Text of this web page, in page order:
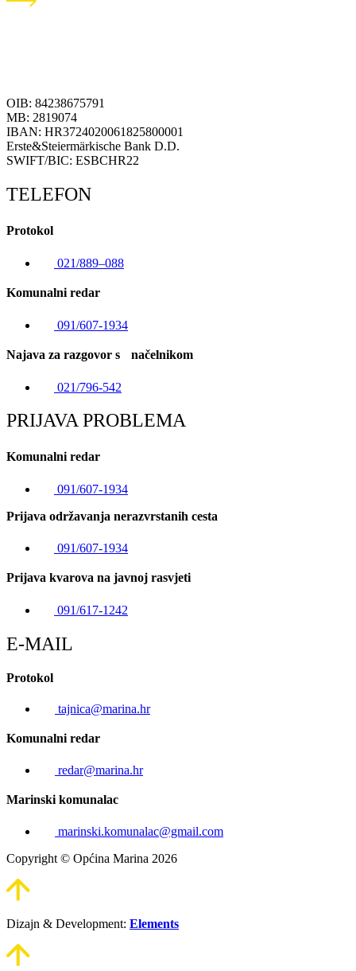
OIB: 84238675791
MB: 2819074
IBAN: HR3724020061825800001
Erste&Steiermärkische Bank D.D.
SWIFT/BIC: ESBCHR22
TELEFON
Protokol
021/889–088
Komunalni redar
091/607-1934
Najava za razgovor s načelnikom
021/796-542
PRIJAVA PROBLEMA
Komunalni redar
091/607-1934
Prijava održavanja nerazvrstanih cesta
091/607-1934
Prijava kvarova na javnoj rasvjeti
091/617-1242
E-MAIL
Protokol
tajnica@marina.hr
Komunalni redar
redar@marina.hr
Marinski komunalac
marinski.komunalac@gmail.com
Copyright © Općina Marina 2026
Dizajn & Development: Elements